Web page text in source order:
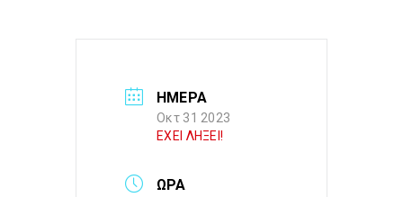
ΗΜΕΡΑ
Οκτ 31 2023
ΕΧΕΙ ΛΗΞΕΙ!
ΩΡΑ